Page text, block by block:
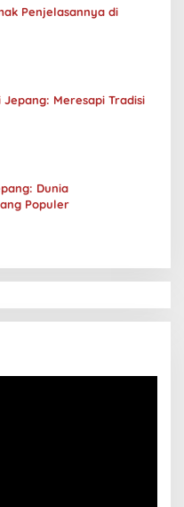
Penjelasannya di
Meresapi Tradisi
Dunia
Populer